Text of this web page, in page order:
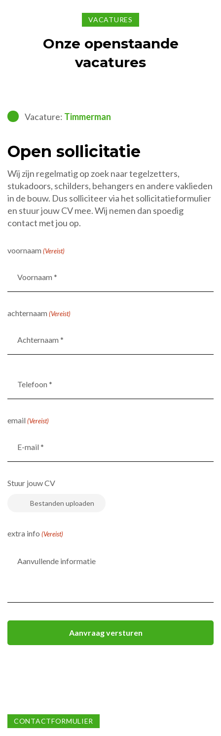
VACATURES
Onze openstaande
vacatures
Vacature: Timmerman
Open sollicitatie
Wij zijn regelmatig op zoek naar tegelzetters,
stukadoors, schilders, behangers en andere vaklieden
in de bouw. Dus solliciteer via het sollicitatieformulier
en stuur jouw CV mee. Wij nemen dan spoedig
contact met jou op.
voornaam (Vereist)
achternaam (Vereist)
(Vereist)
email (Vereist)
Stuur jouw CV
extra info (Vereist)
CONTACTFORMULIER